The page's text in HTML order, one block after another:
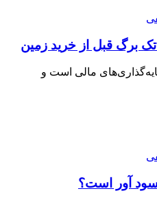
برگ قبل از خرید زمین
مالی است و